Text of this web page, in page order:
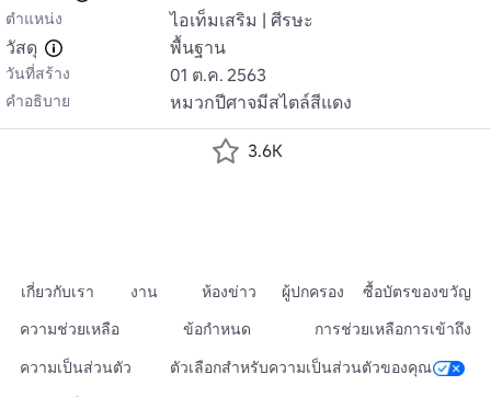
ตำแหน่ง
ไอเท็มเสริม | ศีรษะ
วัสดุ
พื้นฐาน
วันที่สร้าง 01 ต.ค. 2563
คำอธิบาย หมวกปีศาจมีสไตล์สีแดง
3.6K
เกี่ยวกับเรา งาน ห้องข่าว ผู้ปกครอง
ซื้อบัตรของขวัญ
ความช่วยเหลือ
ข้อกำหนด
การช่วยเหลือการเข้าถึง
ความเป็นส่วนตัว
ตัวเลือกสำหรับความเป็นส่วนตัวของคุณ